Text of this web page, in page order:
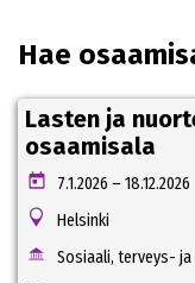
Hae
Lasten ja
osaamisala
7.1.2026 – 18.12.2026
Helsinki
Sosiaali, terveys-